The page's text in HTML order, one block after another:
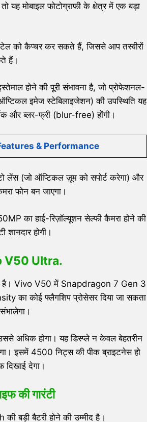
मोबाइल फोटोग्राफी के क्षेत्र में एक बड़ा
को कैप्चर कर सकते हैं, जिससे आप तस्वीरों
हैं।
होने की पूरी संभावना है, जो प्रोफेशनल-
इमेज स्टेबिलाइजेशन) की उपस्थिति यह
और ब्लर-फ्री (blur-free) होंगी।
& Performance
लेंस (जो ऑप्टिकल ज़ूम को सपोर्ट करेगा) और
फोन बन जाएगा।
का हाई-रिज़ॉल्यूशन सेल्फी कैमरा होने की
शानदार होगी।
V50 Ultra.
है। Vivo V50 में Snapdragon 7 Gen 3
का कोई फ्लैगशिप प्रोसेसर दिया जा सकता
अधिक होगा। यह डिस्प्ले न केवल बेहतरीन
इसमें 4500 निट्स की पीक ब्राइटनेस हो
देगा।
की गारंटी
बड़ी बैटरी होने की उम्मीद है।